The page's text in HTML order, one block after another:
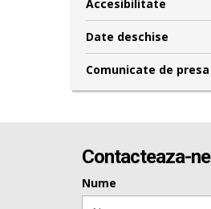
Accesibilitate
Date deschise
Comunicate de presa
Contacteaza-ne
Nume